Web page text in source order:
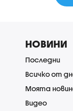
НОВИНИ
Последни
Всичко от
Моята
Видео